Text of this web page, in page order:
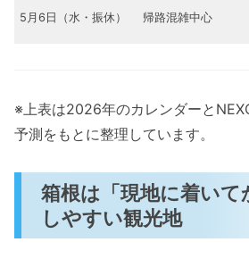
5月6日（水・振休） 帰路混雑中心
※上表は2026年のカレンダーと
予測をもとに整理しています。
箱根は「現地に着いて
しやすい観光地